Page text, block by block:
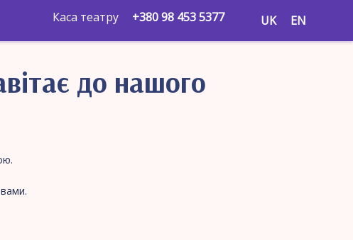
Каса театру +380 98 453 5377 UK EN
до нашого